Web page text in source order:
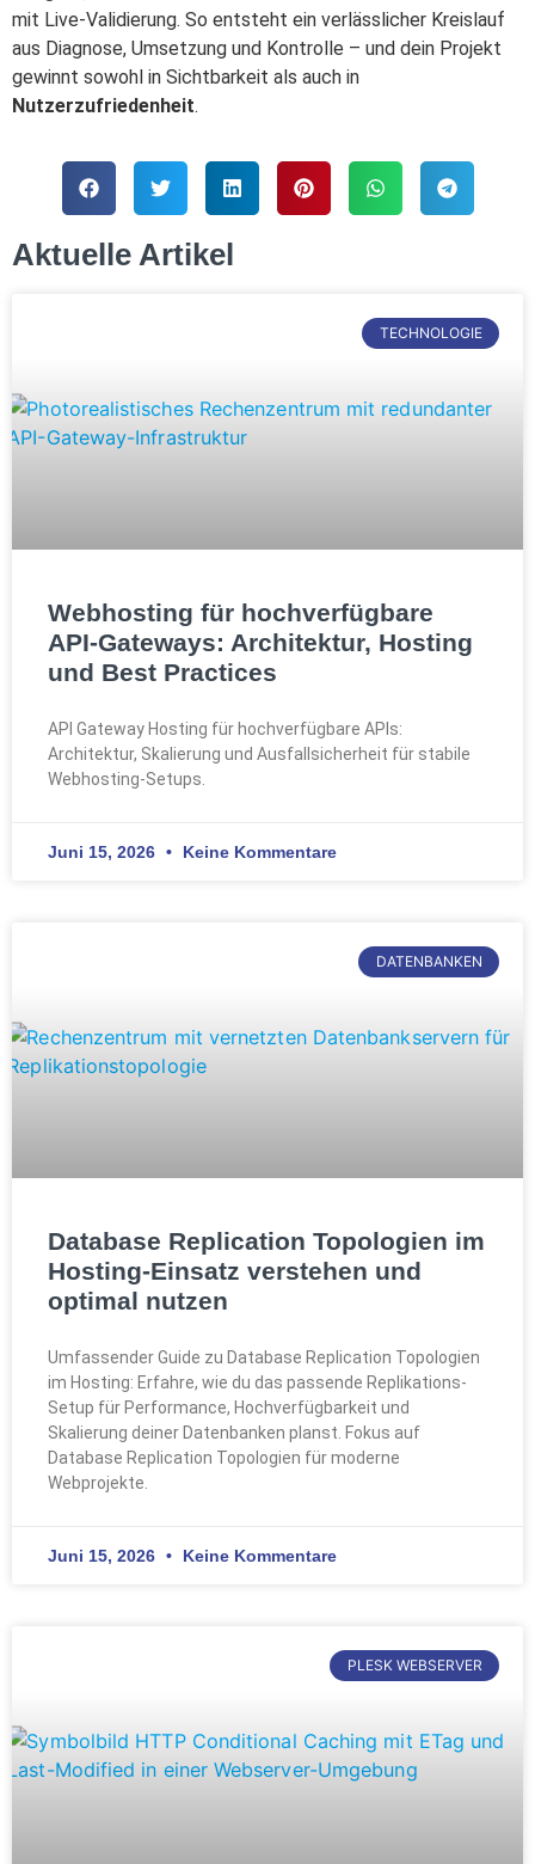
mit Live-Validierung. So entsteht ein verlässlicher Kreislauf
aus Diagnose, Umsetzung und Kontrolle – und dein Projekt
gewinnt sowohl in Sichtbarkeit als auch in
Nutzerzufriedenheit.
Aktuelle Artikel
TECHNOLOGIE
Webhosting für hochverfügbare
API-Gateways: Architektur, Hosting
und Best Practices
API Gateway Hosting für hochverfügbare APIs:
Architektur, Skalierung und Ausfallsicherheit für stabile
Webhosting-Setups.
Juni 15, 2026 Keine Kommentare
DATENBANKEN
Database Replication Topologien im
Hosting-Einsatz verstehen und
optimal nutzen
Umfassender Guide zu Database Replication Topologien
im Hosting: Erfahre, wie du das passende Replikations-
Setup für Performance, Hochverfügbarkeit und
Skalierung deiner Datenbanken planst. Fokus auf
Database Replication Topologien für moderne
Webprojekte.
Juni 15, 2026 Keine Kommentare
PLESK WEBSERVER